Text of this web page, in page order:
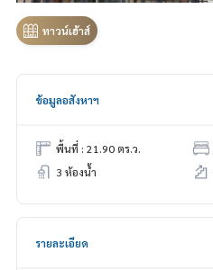
ทาวน์เฮ้าส์
ข้อมูลอสังหาฯ
พื้นที่ : 21.90 ตร.ว.
3 ห้องน้ำ
รายละเอียด